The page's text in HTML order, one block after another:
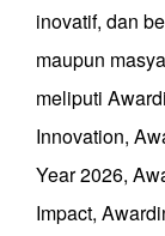
inovatif, dan
maupun
meliputi
Innovation,
Year 2026,
Impact,